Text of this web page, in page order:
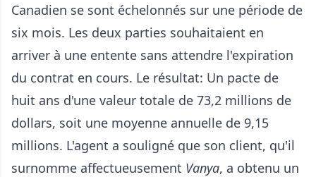
Canadien se sont échelonnés sur une période de
six mois. Les deux parties souhaitaient en
arriver à une entente sans attendre l'expiration
du contrat en cours. Le résultat: Un pacte de
huit ans d'une valeur totale de 73,2 millions de
dollars, soit une moyenne annuelle de 9,15
millions. L'agent a souligné que son client, qu'il
surnomme affectueusement Vanya, a obtenu un